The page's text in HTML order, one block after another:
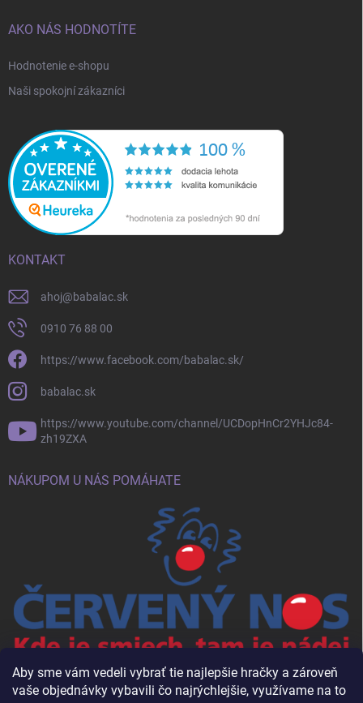
Aby sme vám vedeli vybrať tie najlepšie hračky a zároveň
vaše objednávky vybavili čo najrýchlejšie, využívame na to
AKO NÁS HODNOTÍTE
Hodnotenie e-shopu
Naši spokojní zákazníci
KONTAKT
ahoj@babalac.sk
0910 76 88 00
https://www.facebook.com/babalac.sk/
babalac.sk
https://www.youtube.com/channel/UCDopHnCr2YHJc84-
zh19ZXA
NÁKUPOM U NÁS POMÁHATE